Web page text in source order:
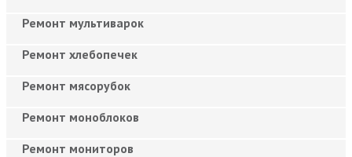
Ремонт мультиварок
Ремонт хлебопечек
Ремонт мясорубок
Ремонт моноблоков
Ремонт мониторов